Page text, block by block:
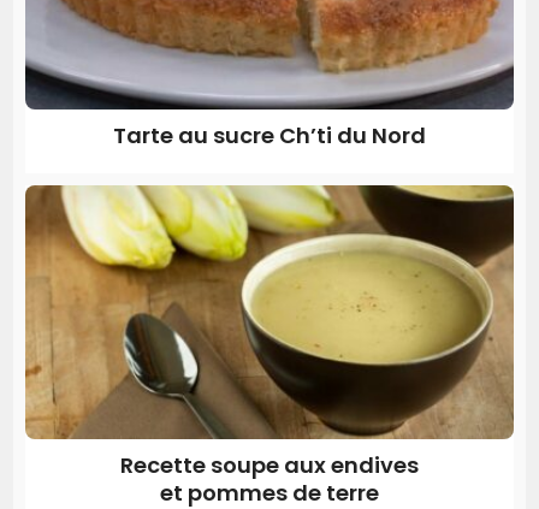
Tarte au sucre Ch’ti du Nord
Recette soupe aux endives
et pommes de terre